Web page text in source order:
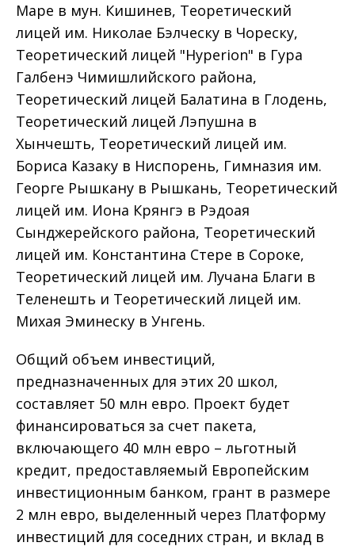
Маре в мун. Кишинев, Теоретический
лицей им. Николае Бэлческу в Чореску,
Теоретический лицей "Hyperion" в Гура
Галбенэ Чимишлийского района,
Теоретический лицей Балатина в Глодень,
Теоретический лицей Лэпушна в
Хынчешть, Теоретический лицей им.
Бориса Казаку в Ниспорень, Гимназия им.
Георге Рышкану в Рышкань, Теоретический
лицей им. Иона Крянгэ в Рэдоая
Сынджерейского района, Теоретический
лицей им. Константина Стере в Сороке,
Теоретический лицей им. Лучана Благи в
Теленешть и Теоретический лицей им.
Михая Эминеску в Унгень.
Общий объем инвестиций,
предназначенных для этих 20 школ,
составляет 50 млн евро. Проект будет
финансироваться за счет пакета,
включающего 40 млн евро – льготный
кредит, предоставляемый Европейским
инвестиционным банком, грант в размере
2 млн евро, выделенный через Платформу
инвестиций для соседних стран, и вклад в